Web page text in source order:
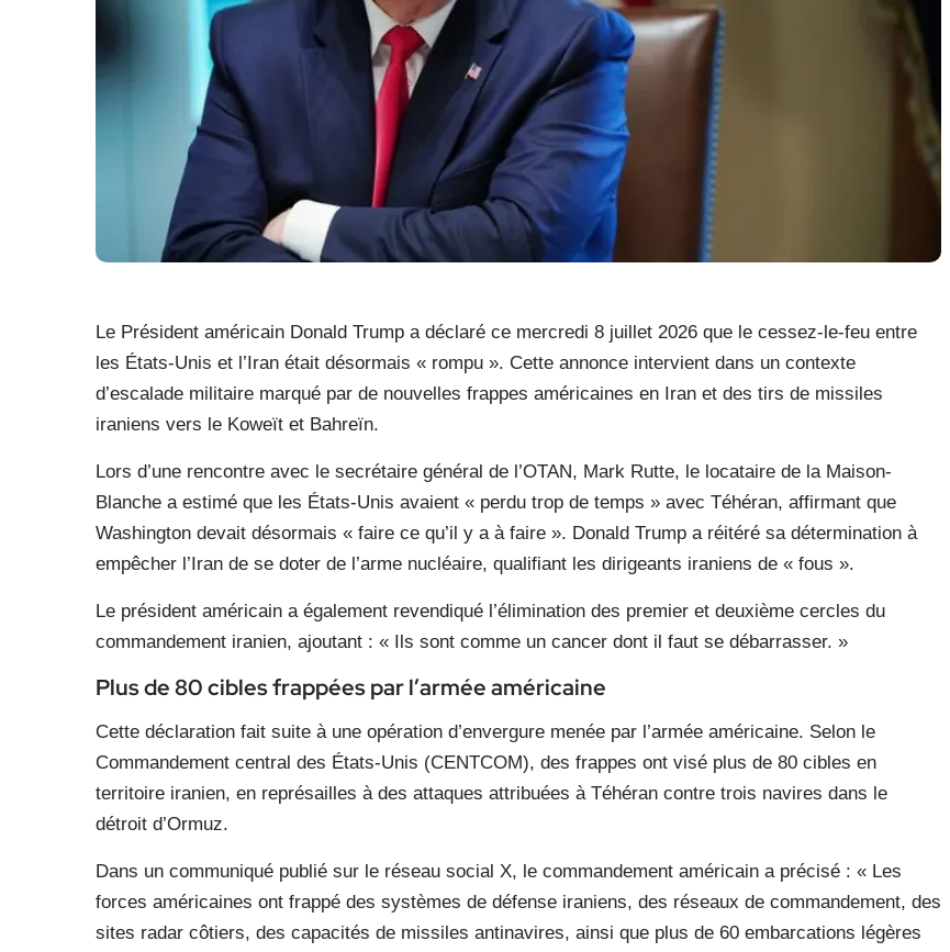
Le Président américain Donald Trump a déclaré ce mercredi 8 juillet 2026 que le cessez-le-feu entre
les États-Unis et l’Iran était désormais « rompu ». Cette annonce intervient dans un contexte
d’escalade militaire marqué par de nouvelles frappes américaines en Iran et des tirs de missiles
iraniens vers le Koweït et Bahreïn.
Lors d’une rencontre avec le secrétaire général de l’OTAN, Mark Rutte, le locataire de la Maison-
Blanche a estimé que les États-Unis avaient « perdu trop de temps » avec Téhéran, affirmant que
Washington devait désormais « faire ce qu’il y a à faire ». Donald Trump a réitéré sa détermination à
empêcher l’Iran de se doter de l’arme nucléaire, qualifiant les dirigeants iraniens de « fous ».
Le président américain a également revendiqué l’élimination des premier et deuxième cercles du
commandement iranien, ajoutant : « Ils sont comme un cancer dont il faut se débarrasser. »
Plus de 80 cibles frappées par l’armée américaine
Cette déclaration fait suite à une opération d’envergure menée par l’armée américaine. Selon le
Commandement central des États-Unis (CENTCOM), des frappes ont visé plus de 80 cibles en
territoire iranien, en représailles à des attaques attribuées à Téhéran contre trois navires dans le
détroit d’Ormuz.
Dans un communiqué publié sur le réseau social X, le commandement américain a précisé : « Les
forces américaines ont frappé des systèmes de défense iraniens, des réseaux de commandement, des
sites radar côtiers, des capacités de missiles antinavires, ainsi que plus de 60 embarcations légères